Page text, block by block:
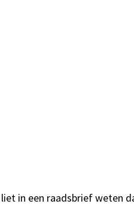
in een raadsbrief weten